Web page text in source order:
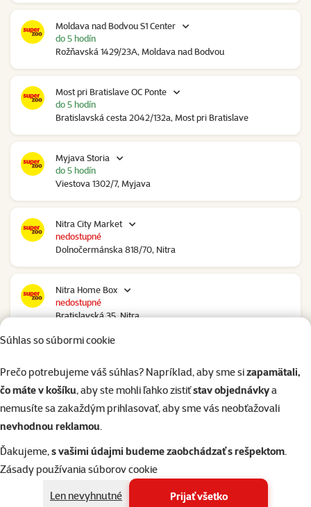
Súhlas so súbormi cookie
Prečo potrebujeme váš súhlas? Napríklad, aby sme sizapamätali,
čo máte v košíku, aby ste mohli ľahko zistiťstav objednávkya
nemusíte sa zakaždým prihlasovať, aby sme vás neobťažovali
nevhodnou reklamou.
Ďakujeme,s vašimi údajmi budeme zaobchádzať s rešpektom.
Zásady používania súborov cookie
Len nevyhnutné
Prijať všetko
Moldava nad Bodvou S1 Center
Rožňavská 1429/23A, Moldava nad Bodvou
do 5 hodín
Most pri Bratislave OC Ponte
Bratislavská cesta 2042/132a, Most pri Bratislave
do 5 hodín
Myjava Storia
Viestova 1302/7, Myjava
do 5 hodín
Nitra City Market
Dolnočermánska 818/70, Nitra
nedostupné
Nitra Home Box
Bratislavská 35, Nitra
nedostupné
Trenčianska 2740/70, Nové Mesto nad Váhom
nedostupné
Nové Zámky Stop Shop
Nitrianska cesta 109, Nové Zámky
Pezinok Bozin Shopping
nedostupné